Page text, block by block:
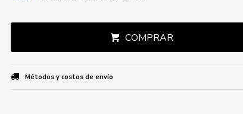
COMPRAR
Métodos y costos de envío